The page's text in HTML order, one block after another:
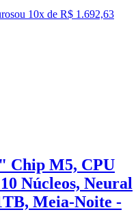
ou 10x de R$ 1.692,63
Chip M5, CPU
Núcleos, Neural
Meia-Noite -